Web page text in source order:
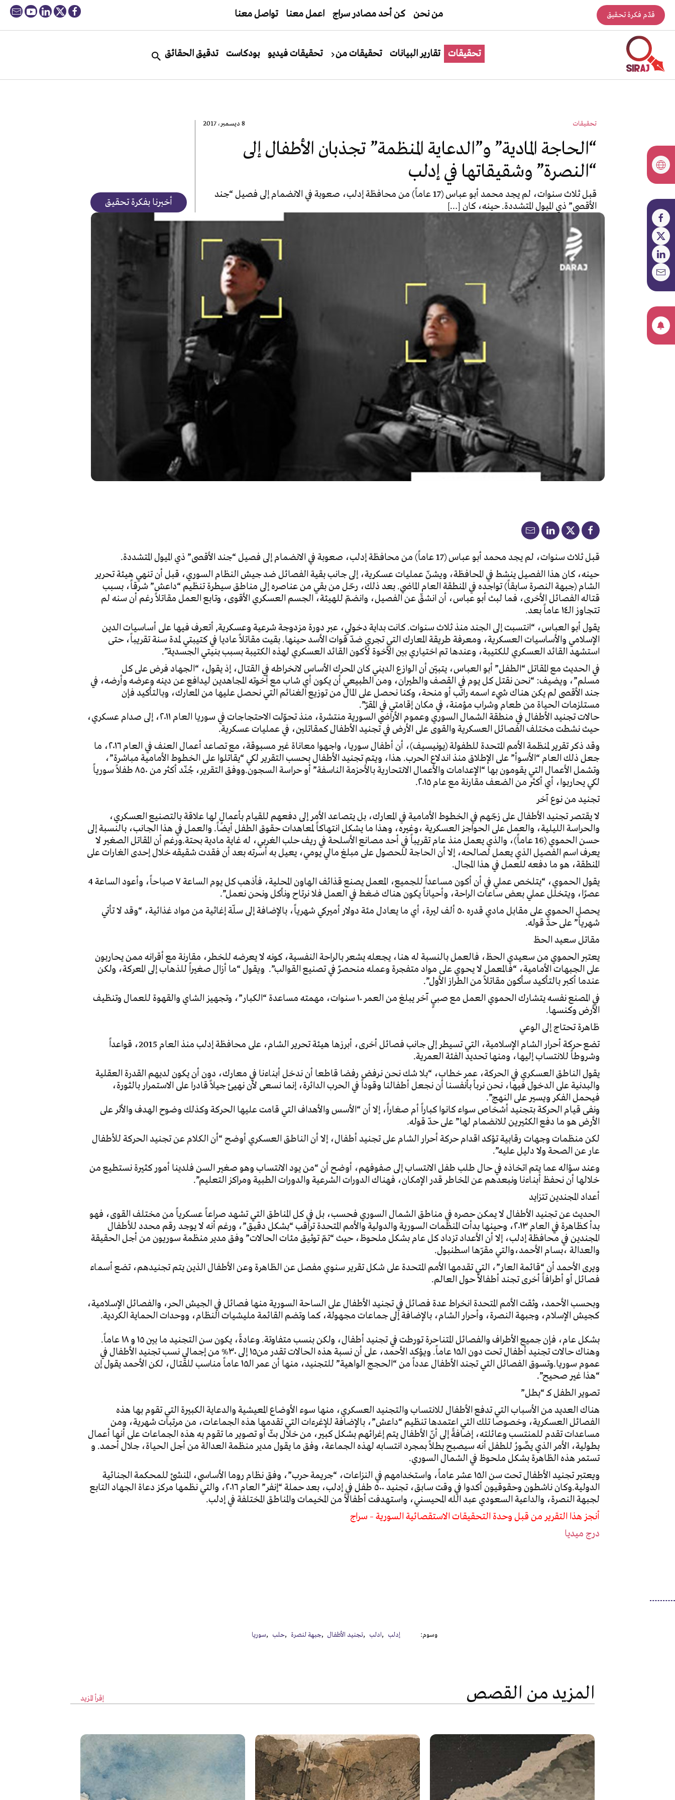
قدّم فكرة تحقيق من نحن كن أحد مصادر سراج اعمل معنا تواصل معنا
تحقيقات تقارير البيانات تحقيقات من تحقيقات فيديو بودكاست تدقيق الحقائق
تحقيقات 8 ديسمبر، 2017
“الحاجة المادية” و”الدعاية المنظمة” تجذبان الأطفال إلى
“النصرة” وشقيقاتها في إدلب
قبل ثلاث سنوات، لم يجد محمد أبو عباس (17 عاماً) من محافظة إدلب، صعوبة في الانضمام إلى فصيل “جند
الأقصى” ذي الميول المتشددة. حينه، كان […]
أخبرنا بفكرة تحقيق
قبل ثلاث سنوات، لم يجد محمد أبو عباس (17 عاماً) من محافظة إدلب، صعوبة في الانضمام إلى فصيل “جند الأقصى” ذي الميول المتشددة.
حينه، كان هذا الفصيل ينشط في المحافظة، ويشنّ عمليات عسكرية، إلى جانب بقية الفصائل ضد جيش النظام السوري، قبل أن تنهي هيئة تحرير
الشام (جبهة النصرة سابقاً) تواجده في المنطقة العام الماضي. بعد ذلك، رحّل من بقي من عناصره إلى مناطق سيطرة تنظيم “داعش” شرقاً، بسبب
قتاله الفصائل الأخرى، فما لبث أبو عباس، أن انشقّ عن الفصيل، وانضمّ للهيئة، الجسم العسكري الأقوى، وتابع العمل مقاتلاً رغم أن سنه لم
تتجاوز الـ١٤ عاماً بعد.
يقول أبو العباس، “انتسبت إلى الجند منذ ثلاث سنوات. كانت بداية دخولي، عبر دورة مزدوجة شرعية وعسكرية, أتعرف فيها على أساسيات الدين
الإسلامي والأساسيات العسكرية، ومعرفة طريقة المعارك التي تجري ضدّ قوات الأسد حينها. بقيت مقاتلاً عاديا في كتيبتي لمدة سنة تقريباً، حتى
استشهد القائد العسكري للكتيبة، وعندها تم اختياري بين الأخوة لأكون القائد العسكري لهذه الكتيبة بسبب بنيتي الجسدية”.
في الحديث مع المقاتل “الطفل” أبو العباس، يتبيّن أن الوازع الديني كان المحرك الأساس لانخراطه في القتال، إذ يقول، “الجهاد فرض على كل
مسلم”، ويضيف: “نحن نقتل كل يوم في القصف والطيران، ومن الطبيعي أن يكون أي شاب مع أخوته المجاهدين ليدافع عن دينه وعرضه وأرضه، في
جند الأقصى لم يكن هناك شيء اسمه راتب أو منحة، وكنا نحصل على المال من توزيع الغنائم التي نحصل عليها من المعارك، وبالتأكيد فإن
مستلزمات الحياة من طعام وشراب مؤمنة، في مكان إقامتي في المقرّ”.
حالات تجنيد الأطفال في منطقة الشمال السوري وعموم الأراضي السورية منتشرة، منذ تحوّلت الاحتجاجات في سوريا العام ٢٠١١، إلى صدام عسكري،
حيث نشطت مختلف الفصائل العسكرية والقوى على الأرض في تجنيد الأطفال كمقاتلين، في عمليات عسكرية.
وقد ذكر تقرير لمنظمة الأمم المتحدة للطفولة (يونيسيف)، أن أطفال سوريا، واجهوا معاناة غير مسبوقة، مع تصاعد أعمال العنف في العام ٢٠١٦، ما
جعل ذلك العام “الأسوأ” على الإطلاق منذ اندلاع الحرب. هذا، ويتم تجنيد الأطفال بحسب التقرير لكي “يقاتلوا على الخطوط الأمامية مباشرة”،
وتشمل الأعمال التي يقومون بها “الإعدامات والأعمال الانتحارية بالأحزمة الناسفة” أو حراسة السجون.ووفق التقرير، جُنّد أكثر من ٨٥٠ طفلاً سورياً
لكي يحاربوا، أي أكثر من الضعف مقارنة مع عام ٢٠١٥.
تجنيد من نوع آخر
لا يقتصر تجنيد الأطفال على زجّهم في الخطوط الأمامية في المعارك، بل يتصاعد الأمر إلى دفعهم للقيام بأعمالٍ لها علاقة بالتصنيع العسكري،
والحراسة الليلية، والعمل على الحواجز العسكرية ،وغيره، وهذا ما يشكل انتهاكاً لمعاهدات حقوق الطفل أيضاً. والعمل في هذا الجانب، بالنسبة إلى
حسن الحموي (16 عاماً)، والذي يعمل منذ عام تقريباً في أحد مصانع الأسلحة في ريف حلب الغربي، له غاية مادية بحتة.ورغم أن المقاتل الصغير لا
يعرف اسم الفصيل الذي يعمل لصالحه، إلا أن الحاجة للحصول على مبلغ مالي يومي، يعيل به أسرته بعد أن فقدت شقيقه خلال إحدى الغارات على
المنطقة، هو ما دفعه للعمل في هذا المجال.
يقول الحموي، “يتلخص عملي في أن أكون مساعداً للجميع، المعمل يصنع قذائف الهاون المحلية، فأذهب كل يوم الساعة ٧ صباحاً، وأعود الساعة 4
عصرًا، ويتخلل عملي بعض ساعات الراحة، وأحياناً يكون هناك ضغط في العمل فلا نرتاح ونأكل ونحن نعمل”.
يحصل الحموي على مقابل مادي قدره ٥٠ ألف ليرة، أي ما يعادل مئة دولار أميركي شهرياً، بالإضافة إلى سلّة إغاثية من مواد غذائية، “وقد لا تأتي
شهرياً” على حدّ قوله.
مقاتل سعيد الحظ
يعتبر الحموي من سعيدي الحظ، فالعمل بالنسبة له هنا، يجعله يشعر بالراحة النفسية، كونه لا يعرضه للخطر، مقارنة مع أقرانه ممن يحاربون
على الجبهات الأمامية، “فالمعمل لا يحوي على مواد متفجرة وعمله منحصرٌ في تصنيع القوالب”. ويقول “ما أزال صغيراً للذهاب إلى المعركة، ولكن
عندما أكبر بالتأكيد سأكون مقاتلاً من الطراز الأول”.
في المصنع نفسه يتشارك الحموي العمل مع صبيٍ آخر يبلغ من العمر ١٠ سنوات، مهمته مساعدة “الكبار”، وتجهيز الشاي والقهوة للعمال وتنظيف
الأرض وكنسها.
ظاهرة تحتاج إلى الوعي
تضع حركة أحرار الشام الإسلامية، التي تسيطر إلى جانب فصائل أخرى، أبرزها هيئة تحرير الشام، على محافظة إدلب منذ العام 2015، قواعداً
وشروطاً للانتساب إليها، ومنها تحديد الفئة العمرية.
يقول الناطق العسكري في الحركة، عمر خطاب، “بلا شك نحن نرفض رفضا قاطعا أن ندخل أبناءنا في معارك، دون أن يكون لديهم القدرة العقلية
والبدنية على الدخول فيها، نحن نربأ بأنفسنا أن نجعل أطفالنا وقوداً في الحرب الدائرة، إنما نسعى لأن نهيئ جيلاً قادرا على الاستمرار بالثورة،
فيحمل الفكر ويسير على النهج”.
ونفى قيام الحركة بتجنيد أشخاص سواء كانوا كباراً أم صغاراً، إلا أن “الأسس والأهداف التي قامت عليها الحركة وكذلك وضوح الهدف والأثر على
الأرض هو ما دفع الكثيرين للانضمام لها” على حدّ قوله.
لكن منظمات وجهات رقابية تؤكد اقدام حركة أحرار الشام على تجنيد أطفال، إلا أن الناطق العسكري أوضح “أن الكلام عن تجنيد الحركة للأطفال
عار عن الصحة ولا دليل عليه”.
وعند سؤاله عما يتم اتخاذه في حال طلب طفل الانتساب إلى صفوفهم، أوضح أن “من يود الانتساب وهو صغير السن فلدينا أمور كثيرة نستطيع من
خلالها أن نحفظ أبناءنا ونبعدهم عن المخاطر قدر الإمكان، فهناك الدورات الشرعية والدورات الطبية ومراكز التعليم”.
أعداد المجندين تتزايد
الحديث عن تجنيد الأطفال لا يمكن حصره في مناطق الشمال السوري فحسب، بل في كل المناطق التي تشهد صراعاً عسكرياً من مختلف القوى، فهو
بدأ كظاهرة في العام ٢٠١٣، وحينها بدأت المنظمات السورية والدولية والأمم المتحدة تراقب “بشكل دقيق”، ورغم أنه لا يوجد رقم محدد للأطفال
المجندين في محافظة إدلب، إلا أن الأعداد تزداد كل عام بشكل ملحوظ، حيث “تمّ توثيق مئات الحالات” وفق مدير منظمة سوريون من أجل الحقيقة
والعدالة ،بسام الأحمد،والتي مقرّها اسطنبول.
ويرى الأحمد أن “قائمة العار”، التي تقدمها الأمم المتحدة على شكل تقرير سنوي مفصل عن الظاهرة وعن الأطفال الذين يتم تجنيدهم، تضع أسماء
فصائل أو أطرافاً أخرى تجند أطفالاً حول العالم.
وبحسب الأحمد، وثقت الأمم المتحدة انخراط عدة فصائل في تجنيد الأطفال على الساحة السورية منها فصائل في الجيش الحر، والفصائل الإسلامية،
كجيش الإسلام، وجبهة النصرة، وأحرار الشام، بالإضافة إلى جماعات مجهولة، كما وتضم القائمة مليشيات النظام، ووحدات الحماية الكردية.
بشكل عام، فإن جميع الأطراف والفصائل المتناحرة تورطت في تجنيد أطفال، ولكن بنسب متفاوتة. وعادةً، يكون سن التجنيد ما بين ١٥ و ١٨ عاماً.
وهناك حالات تجنيد أطفال تحت دون الـ١٥ عاماً. ويؤكد الأحمد، على أن نسبة هذه الحالات تقدر من١٥ إلى ٣٠% من إجمالي نسب تجنيد الأطفال في
عموم سوريا.وتسوق الفصائل التي تجند الأطفال عدداً من “الحجج الواهية” للتجنيد، منها أن عمر الـ١٥ عاماً مناسب للقتال، لكن الأحمد يقول إن
“هذا غير صحيح”.
تصوير الطفل كـ “بطل”
هناك العديد من الأسباب التي تدفع الأطفال للانتساب والتجنيد العسكري، منها سوء الأوضاع المعيشية والدعاية الكبيرة التي تقوم بها هذه
الفصائل العسكرية، وخصوصا تلك التي اعتمدها تنظيم “داعش”، بالإضافة للإغرءات التي تقدمها هذه الجماعات، من مرتبات شهرية، ومن
مساعدات تقدم للمنتسب وعائلته، إضافةً إلى أنّ الأطفال يتم إغرائهم بشكل كبير، من خلال بثّ أو تصوير ما تقوم به هذه الجماعات على أنها أعمال
بطولية، الأمر الذي يصِّورُ للطفل أنه سيصبح بطلاً بمجرد انتسابه لهذه الجماعة، وفق ما يقول مدير منظمة العدالة من أجل الحياة، جلال أحمد. و
تستمر هذه الظاهرة بشكل ملحوظ في الشمال السوري.
ويعتبر تجنيد الأطفال تحت سن الـ١٥ عشر عاماً، واستخدامهم في النزاعات، “جريمة حرب”، وفق نظام روما الأساسي، المنشئ للمحكمة الجنائية
الدولية.وكان ناشطون وحقوقيون أكدوا في وقت سابق، تجنيد ٥٠٠ طفل في إدلب، بعد حملة “إنفر” العام ٢٠١٦، والتي نظمها مركز دعاة الجهاد التابع
لجبهة النصرة، والداعية السعودي عبد الله المحيسني، واستهدفت أطفالاً من المخيمات والمناطق المختلفة في إدلب.
أنجز هذا التقرير من قبل وحدة التحقيقات الاستقصائية السورية – سراج
درج ميديا
وسوم: إدلب ادلب تجنيد الأطفال جبهة لنصرة حلب سوريا
المزيد من القصص إقرأ المزيد